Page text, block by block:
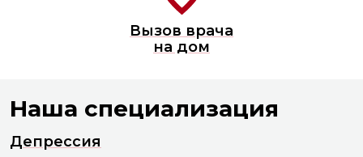
Вызов врача
на дом
Наша специализация
Депрессия